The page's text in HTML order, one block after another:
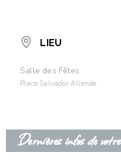
LIEU
Salle des Fêtes
Place Salvador Allende
Dernières infos de